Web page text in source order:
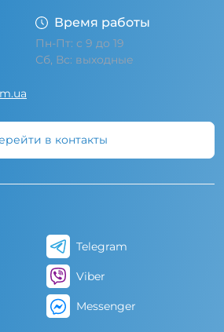
Время работы
Пн-Пт: с 9 до 19
Сб, Вс: выходные
в контакты
Telegram
Viber
Messenger